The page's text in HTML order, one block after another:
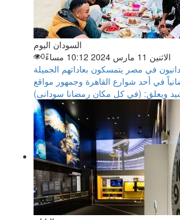
السودان اليوم
الاثنين 11 مارس 2024 10:12 مساءً
0
في مصر يتمسكون بعاداتهم الجميلة
في أحد شوارع القاهرة وجمهور مواقع
ويعلق: (في كل مكان رمضانا سودانى)